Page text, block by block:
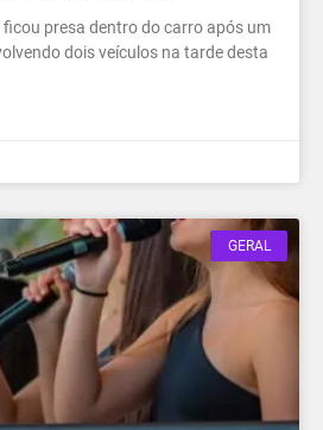
ficou presa dentro do carro após um
dois veículos na tarde desta
GERAL